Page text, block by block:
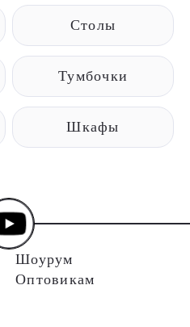
Столы
Тумбочки
Шкафы
Шоурум
Оптовикам